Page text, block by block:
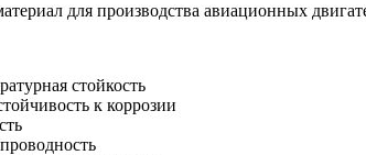
для производства авиационных
стойкость
к коррозии